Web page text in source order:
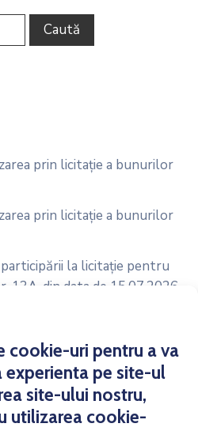
cookie-uri pentru a va
experienta pe site-ul
site-ului nostru,
utilizarea cookie-
prin licitație a bunurilor
prin licitație a bunurilor
la licitație pentru
13A, din data de 15.07.2026
la licitație pentru
– Bazar, din data de